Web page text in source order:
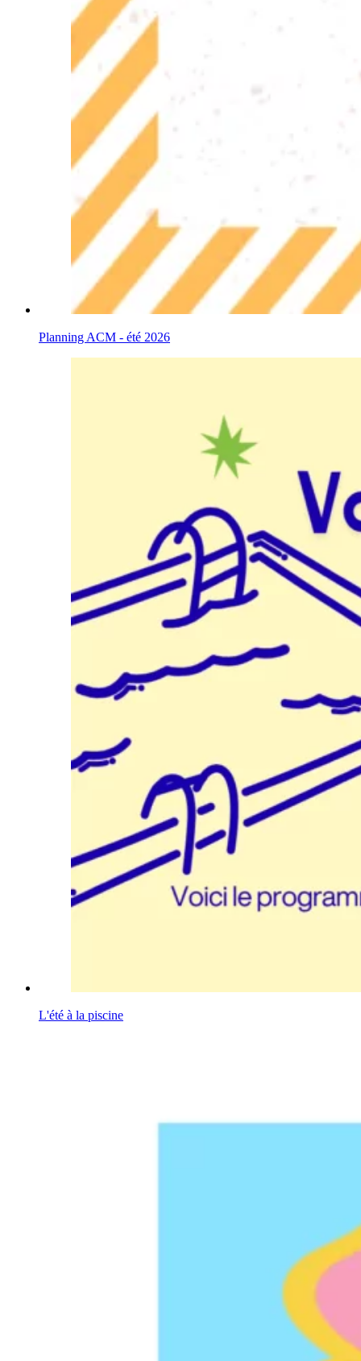
Planning ACM - été 2026
L'été à la piscine